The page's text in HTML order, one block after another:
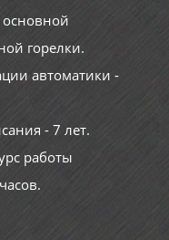
основной
горелки.
автоматики -
- 7 лет.
работы